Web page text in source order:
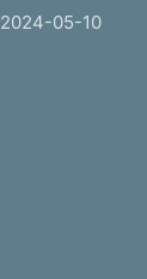
2024-05-10